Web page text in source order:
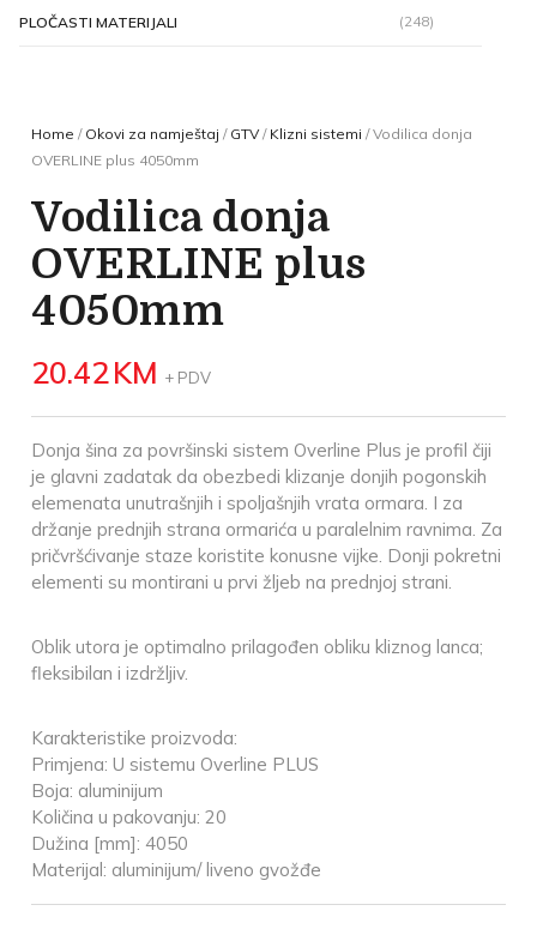
PLOČASTI MATERIJALI (248)
Home / Okovi za namještaj / GTV/ Klizni sistemi / Vodilica donja
OVERLINE plus 4050mm
Vodilica donja
OVERLINE plus
4050mm
20.42KM + PDV
Donja šina za površinski sistem Overline Plus je profil čiji
je glavni zadatak da obezbedi klizanje donjih pogonskih
elemenata unutrašnjih i spoljašnjih vrata ormara. I za
držanje prednjih strana ormarića u paralelnim ravnima. Za
pričvršćivanje staze koristite konusne vijke. Donji pokretni
elementi su montirani u prvi žljeb na prednjoj strani.
Oblik utora je optimalno prilagođen obliku kliznog lanca;
fleksibilan i izdržljiv.
Karakteristike proizvoda:
Primjena: U sistemu Overline PLUS
Boja: aluminijum
Količina u pakovanju: 20
Dužina [mm]: 4050
Materijal: aluminijum/ liveno gvožđe